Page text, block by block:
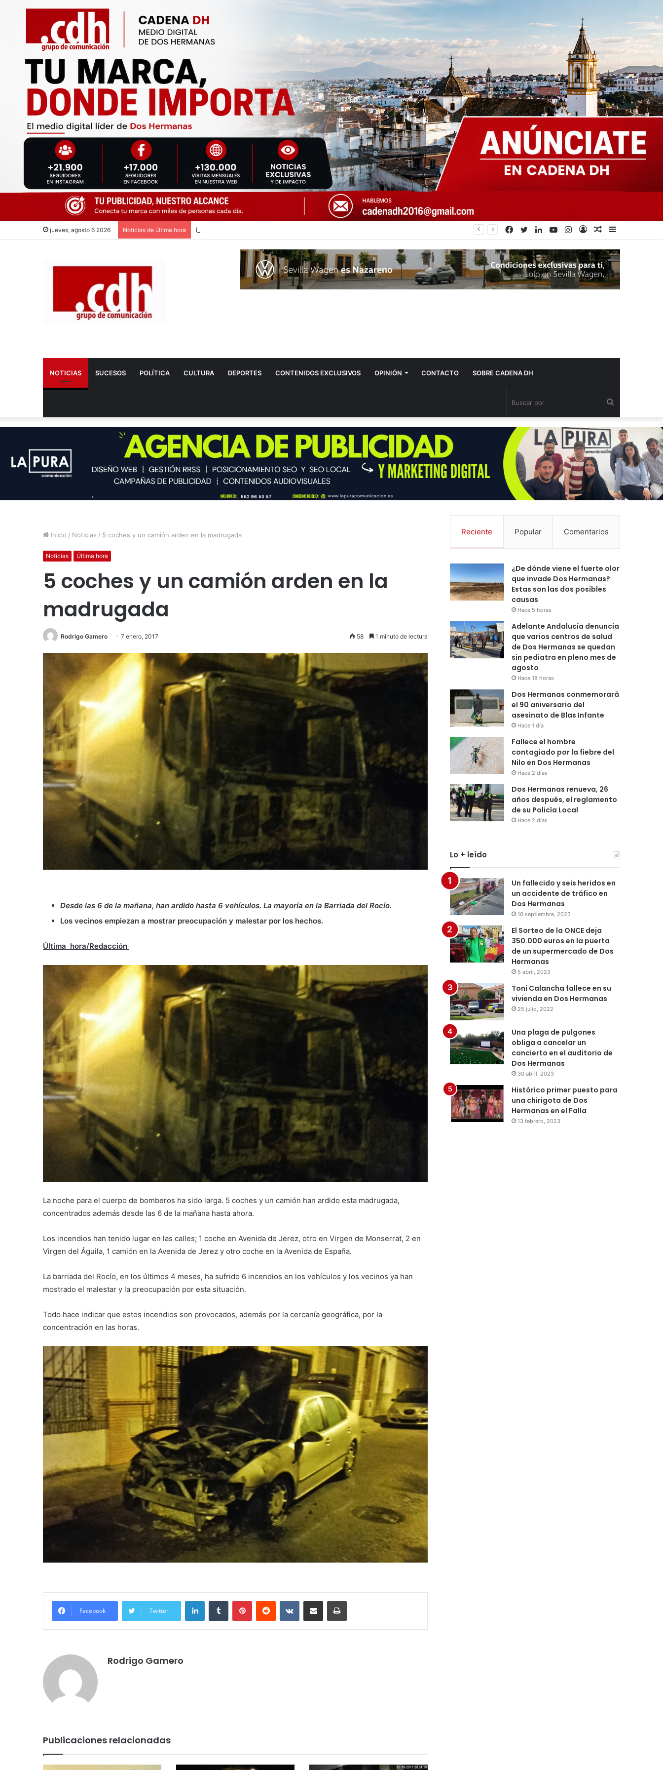
jueves, agosto 6 2026 Noticias de última hora Fallece el hombre contagiado por la fiebre del Nilo en Dos Hermanas
lateral
Publicación
al
azar
Acceso
Instagram
YouTube
LinkedIn
Twitter
Facebook
NOTICIAS SUCESOS POLÍTICA CULTURA DEPORTES CONTENIDOS EXCLUSIVOS OPINIÓN CONTACTO SOBRE CADENA DH
por
Inicio / Noticias / 5 coches y un camión arden en la madrugada
Noticias Última hora
5 coches y un camión arden en la
madrugada
Rodrigo Gamero 7 enero, 2017 58 1 minuto de lectura
Desde las 6 de la mañana, han ardido hasta 6 vehículos. La mayoría en la Barriada del Rocío.
Los vecinos empiezan a mostrar preocupación y malestar por los hechos.
Última hora/Redacción
La noche para el cuerpo de bomberos ha sido larga. 5 coches y un camión han ardido esta madrugada,
concentrados además desde las 6 de la mañana hasta ahora.
Los incendios han tenido lugar en las calles; 1 coche en Avenida de Jerez, otro en Virgen de Monserrat, 2 en
Virgen del Águila, 1 camión en la Avenida de Jerez y otro coche en la Avenida de España.
La barriada del Rocío, en los últimos 4 meses, ha sufrido 6 incendios en los vehículos y los vecinos ya han
mostrado el malestar y la preocupación por esta situación.
Todo hace indicar que estos incendios son provocados, además por la cercanía geográfica, por la
concentración en las horas.
Facebook Twitter
Rodrigo Gamero
Publicaciones relacionadas
Reciente Popular Comentarios
¿De dónde viene el fuerte olor
que invade Dos Hermanas?
Estas son las dos posibles
causas
Hace 5 horas
Adelante Andalucía denuncia
que varios centros de salud
de Dos Hermanas se quedan
sin pediatra en pleno mes de
agosto
Hace 18 horas
Dos Hermanas conmemorará
el 90 aniversario del
asesinato de Blas Infante
Hace 1 día
Fallece el hombre
contagiado por la fiebre del
Nilo en Dos Hermanas
Hace 2 días
Dos Hermanas renueva, 26
años después, el reglamento
de su Policía Local
Hace 2 días
Lo + leído
Un fallecido y seis heridos en
un accidente de tráfico en
Dos Hermanas
10 septiembre, 2023
El Sorteo de la ONCE deja
350.000 euros en la puerta
de un supermercado de Dos
Hermanas
5 abril, 2023
Toni Calancha fallece en su
vivienda en Dos Hermanas
25 julio, 2022
Una plaga de pulgones
obliga a cancelar un
concierto en el auditorio de
Dos Hermanas
30 abril, 2023
Histórico primer puesto para
una chirigota de Dos
Hermanas en el Falla
13 febrero, 2023